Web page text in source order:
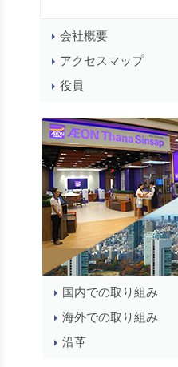
会社概要
アクセスマップ
役員
国内での取り組み
海外での取り組み
沿革